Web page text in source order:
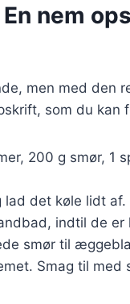
nem
men med den
som du kan
200 g smør, 1
lad det køle lidt
indtil de er
smør til
Smag til med